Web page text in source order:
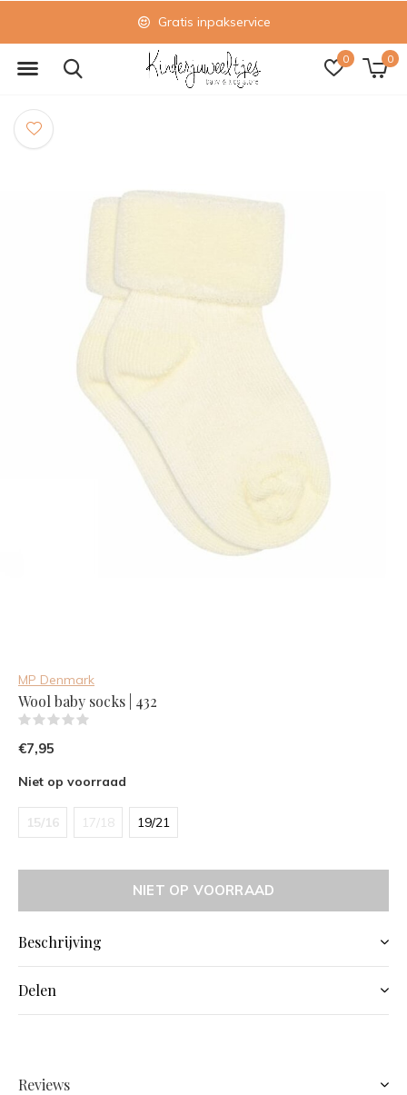
0 0
Gratis inpakservice
MP Denmark
Wool baby socks | 432
€7,95
Niet op voorraad
15/16 17/18 19/21
NIET OP VOORRAAD
Beschrijving
Delen
Reviews